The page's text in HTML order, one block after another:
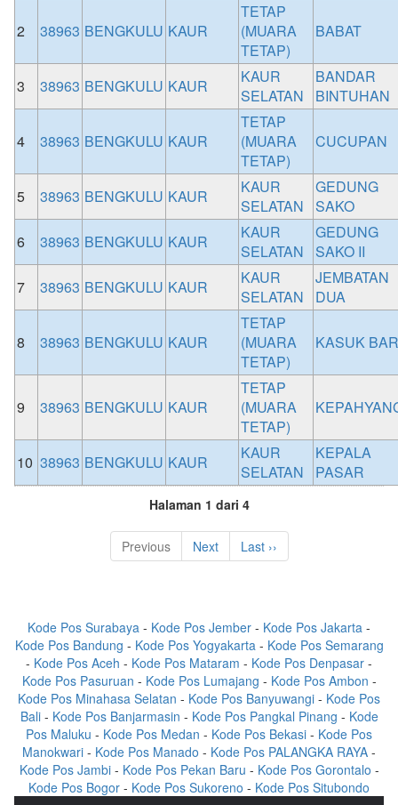
2 38963 BENGKULU KAUR
TETAP
(MUARA
TETAP)
BABAT
3 38963 BENGKULU KAUR
KAUR
SELATAN
BANDAR
BINTUHAN
4 38963 BENGKULU KAUR
TETAP
(MUARA
TETAP)
CUCUPAN
5 38963 BENGKULU KAUR
KAUR
SELATAN
GEDUNG
SAKO
6
38963 BENGKULU KAUR
KAUR
SELATAN
GEDUNG
SAKO II
7
38963 BENGKULU KAUR
KAUR
SELATAN
JEMBATAN
DUA
8 38963 BENGKULU KAUR
TETAP
(MUARA
TETAP)
KASUK
9 38963 BENGKULU KAUR
TETAP
(MUARA
TETAP)
10 38963 BENGKULU KAUR
KAUR
SELATAN
KEPALA
PASAR
Halaman 1 dari 4
Previous Next Last ››
Kode Pos Surabaya - Kode Pos Jember - Kode Pos Jakarta -
Kode Pos Bandung - Kode Pos Yogyakarta - Kode Pos Semarang
- Kode Pos Aceh - Kode Pos Mataram - Kode Pos Denpasar -
Kode Pos Pasuruan - Kode Pos Lumajang - Kode Pos Ambon -
Kode Pos Minahasa Selatan - Kode Pos Banyuwangi - Kode Pos
Bali- Kode Pos Banjarmasin - Kode Pos Pangkal Pinang - Kode
Pos Maluku - Kode Pos Medan - Kode Pos Bekasi - Kode Pos
Manokwari - Kode Pos Manado - Kode Pos PALANGKA RAYA -
Kode Pos Jambi- Kode Pos Pekan Baru - Kode Pos Gorontalo -
Kode Pos Bogor - Kode Pos Sukoreno - Kode Pos Situbondo